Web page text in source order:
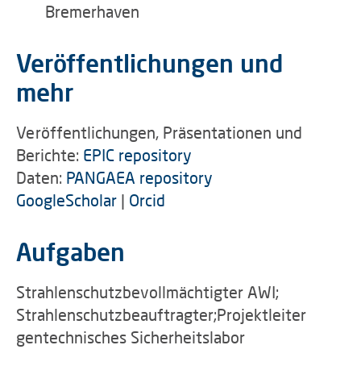
Bremerhaven
Veröffentlichungen und
mehr
Veröffentlichungen, Präsentationen und
Berichte: EPIC repository
Daten: PANGAEA repository
GoogleScholar | Orcid
Aufgaben
Strahlenschutzbevollmächtigter AWI;
Strahlenschutzbeauftragter;Projektleiter
gentechnisches Sicherheitslabor